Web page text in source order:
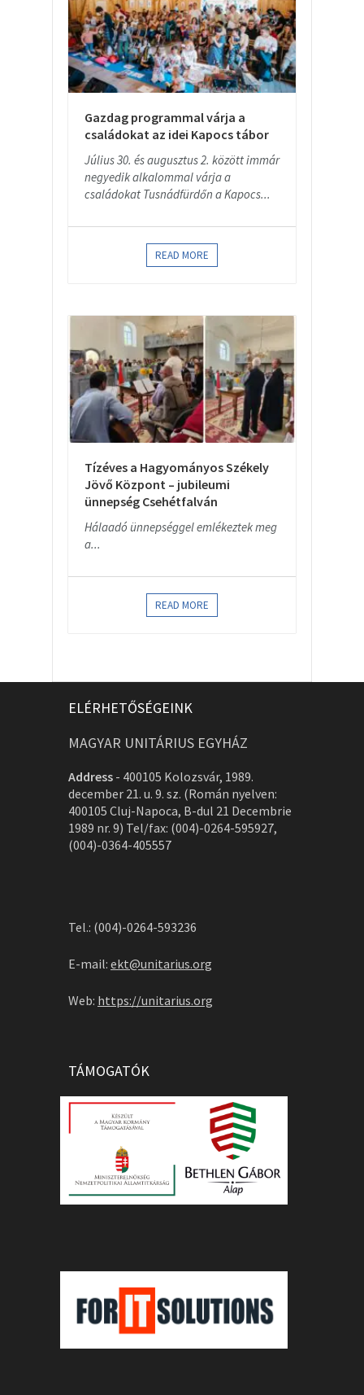
Gazdag programmal várja a
családokat az idei Kapocs tábor
Július 30. és augusztus 2. között immár
negyedik alkalommal várja a
családokat Tusnádfürdőn a Kapocs...
READ MORE
Tízéves a Hagyományos Székely
Jövő Központ – jubileumi
ünnepség Csehétfalván
Hálaadó ünnepséggel emlékeztek meg
a...
READ MORE
ELÉRHETŐSÉGEINK
MAGYAR UNITÁRIUS EGYHÁZ
Address - 400105 Kolozsvár, 1989.
december 21. u. 9. sz. (Román nyelven:
400105 Cluj-Napoca, B-dul 21 Decembrie
1989 nr. 9) Tel/fax: (004)-0264-595927,
(004)-0364-405557
Tel.: (004)-0264-593236
E-mail: ekt@unitarius.org
Web: https://unitarius.org
TÁMOGATÓK